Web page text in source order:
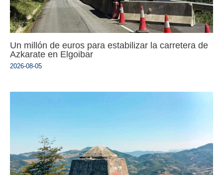
Un millón de euros para estabilizar la carretera de
Azkarate en Elgoibar
2026-08-05